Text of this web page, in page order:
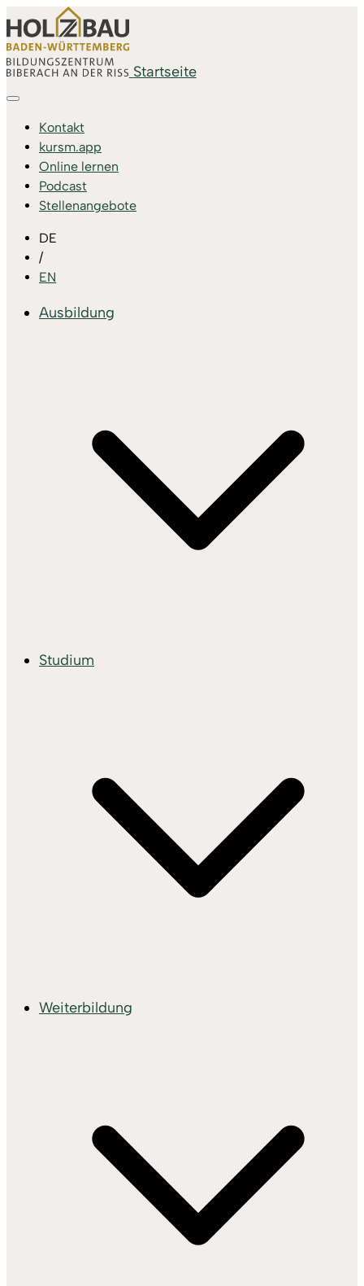
Startseite
Kontakt
kursm.app
Online lernen
Podcast
Stellenangebote
DE
/
EN
Ausbildung
Studium
Weiterbildung